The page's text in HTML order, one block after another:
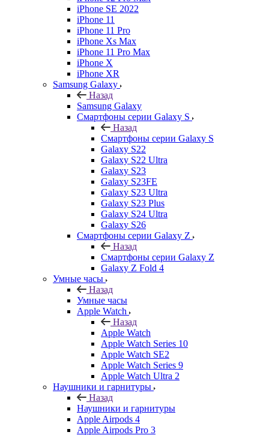
iPhone SE 2022
iPhone 11
iPhone 11 Pro
iPhone Xs Max
iPhone 11 Pro Max
iPhone X
iPhone XR
Samsung Galaxy
Назад
Samsung Galaxy
Смартфоны серии Galaxy S
Назад
Смартфоны серии Galaxy S
Galaxy S22
Galaxy S22 Ultra
Galaxy S23
Galaxy S23FE
Galaxy S23 Ultra
Galaxy S23 Plus
Galaxy S24 Ultra
Galaxy S26
Смартфоны серии Galaxy Z
Назад
Смартфоны серии Galaxy Z
Galaxy Z Fold 4
Умные часы
Назад
Умные часы
Apple Watch
Назад
Apple Watch
Apple Watch Series 10
Apple Watch SE2
Apple Watch Series 9
Apple Watch Ultra 2
Наушники и гарнитуры
Назад
Наушники и гарнитуры
Apple Airpods 4
Apple Airpods Pro 3